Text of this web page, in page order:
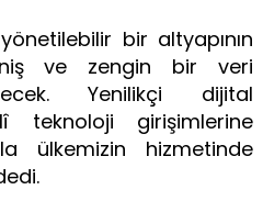
bir altyapının
ve zengin bir veri
Yenilikçi dijital
teknoloji girişimlerine
ülkemizin hizmetinde